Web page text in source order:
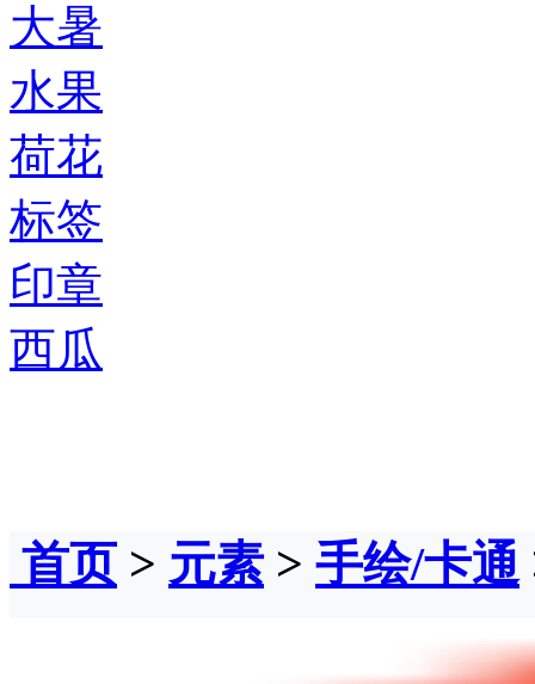
大暑
水果
荷花
标签
印章
西瓜
首页> 元素 > 手绘/卡通